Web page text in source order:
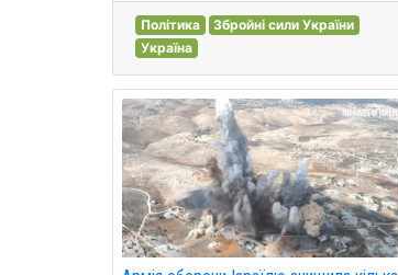
Політика
Збройні сили України
Україна